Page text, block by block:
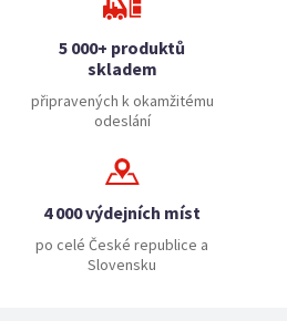
5 000+ produktů
skladem
připravených k okamžitému
odeslání
4 000 výdejních míst
po celé České republice a
Slovensku